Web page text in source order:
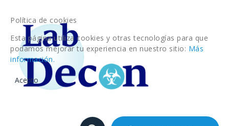
contenido
Política de cookies
Esta página utiliza cookies y otras tecnologías para que
podamos mejorar tu experiencia en nuestro sitio: Más
información.
Acepto